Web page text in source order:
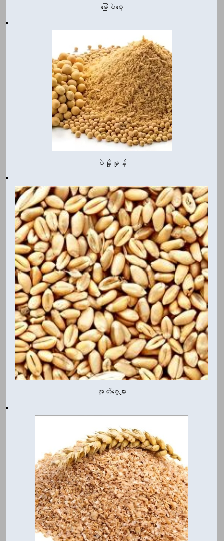
မြေပဲစေ့
ပဲနို့မှုန့်
အုတ်စေ့များ